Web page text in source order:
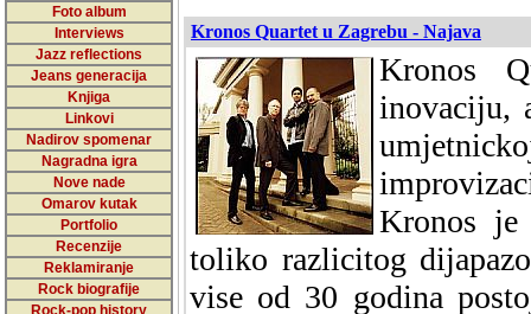
Foto album
Interviews
Jazz reflections
Jeans generacija
Knjiga
Linkovi
Nadirov spomenar
Nagradna igra
Nove nade
Omarov kutak
Portfolio
Recenzije
Reklamiranje
Rock biografije
Rock-pop history
Kronos Quartet u Zagrebu - Najava
Kronos
inovaciju,
Kronos
toliko razlicitog
vise od 30 godina